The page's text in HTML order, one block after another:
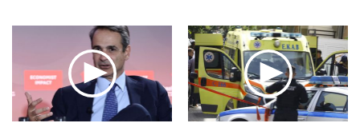
Προεδρικές 2023
Δημοσκοπήσεις
Διπλωματία
Αθλητισμός
Κύπρος
Πωλούνται
Ζητούν εργασία
Θέσεις εργασίας
Geek
Νέα